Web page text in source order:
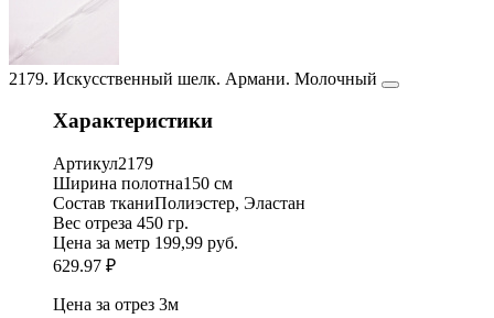
2179. Искусственный шелк. Армани. Молочный
Характеристики
Артикул2179
Ширина полотна150 см
Состав тканиПолиэстер, Эластан
Вес отреза 450 гр.
Цена за метр 199,99 руб.
629.97 ₽
Цена за отрез 3м